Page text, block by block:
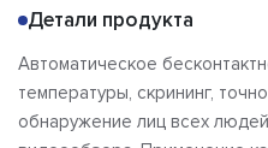
Детали продукта
Автоматическое
температуры, скрининг,
обнаружение лиц всех